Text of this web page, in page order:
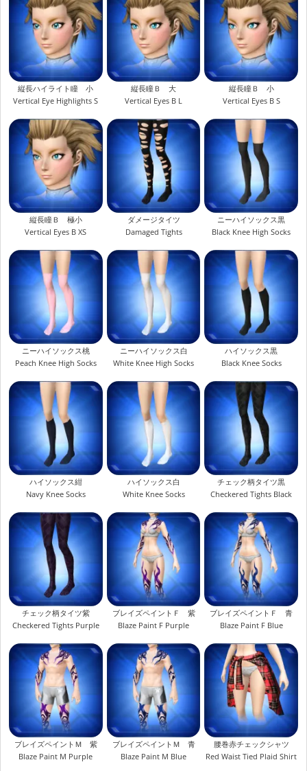
縦長ハイライト瞳 小
Vertical Eye Highlights S
縦長瞳Ｂ 大
Vertical Eyes B L
縦長瞳Ｂ 小
Vertical Eyes B S
縦長瞳Ｂ 極小
Vertical Eyes B XS
ダメージタイツ
Damaged Tights
ニーハイソックス黒
Black Knee High Socks
ニーハイソックス桃
Peach Knee High Socks
ニーハイソックス白
White Knee High Socks
ハイソックス黒
Black Knee Socks
ハイソックス紺
Navy Knee Socks
ハイソックス白
White Knee Socks
チェック柄タイツ黒
Checkered Tights Black
チェック柄タイツ紫
Checkered Tights Purple
ブレイズペイントＦ 紫
Blaze Paint F Purple
ブレイズペイントＦ 青
Blaze Paint F Blue
ブレイズペイントＭ 紫
Blaze Paint M Purple
ブレイズペイントＭ 青
Blaze Paint M Blue
腰巻赤チェックシャツ
Red Waist Tied Plaid Shirt